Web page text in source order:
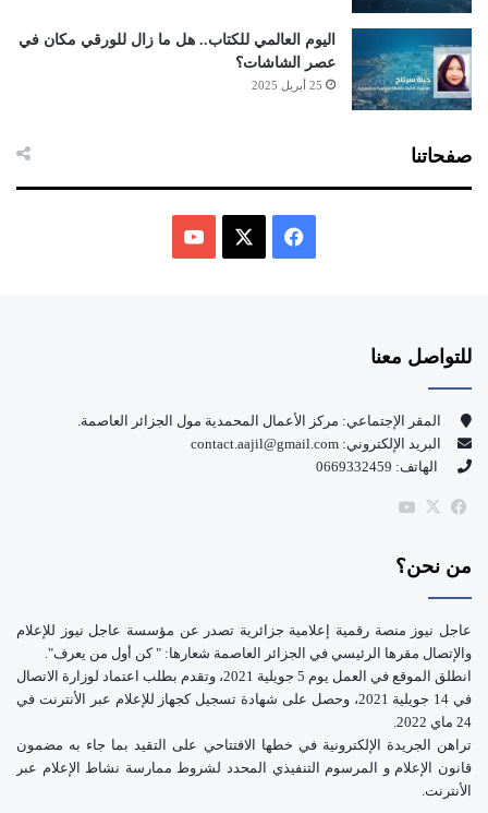
اليوم العالمي للكتاب.. هل ما زال للورقي مكان في
عصر الشاشات؟
25 أبريل 2025
صفحاتنا
و
ك
للتواصل معنا
المقر الإجتماعي: مركز الأعمال المحمدية مول الجزائر العاصمة.
البريد الإلكتروني: contact.aajil@gmail.com
الهاتف: 0669332459
فيسبوك
‫X
من نحن؟
عاجل نيوز منصة رقمية إعلامية جزائرية تصدر عن مؤسسة عاجل نيوز للإعلام
والإتصال مقرها الرئيسي في الجزائر العاصمة شعارها: " كن أول من يعرف".
انطلق الموقع في العمل يوم 5 جويلية 2021، وتقدم بطلب اعتماد لوزارة الاتصال
في 14 جويلية 2021، وحصل على شهادة تسجيل كجهاز للإعلام عبر الأنترنت في
24 ماي 2022.
تراهن الجريدة الإلكترونية في خطها الافتتاحي على التقيد بما جاء به مضمون
قانون الإعلام و المرسوم التنفيذي المحدد لشروط ممارسة نشاط الإعلام عبر
الأنترنت.